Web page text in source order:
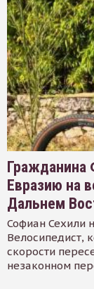
Гражданина
Евразию на
Дальнем
Софиан Сехили
Велосипедист,
скорости
незаконном